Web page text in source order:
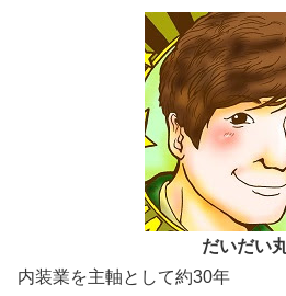
だいだい
内装業を主軸として約30年